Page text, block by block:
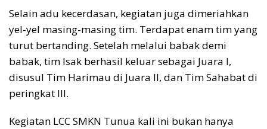
Selain adu kecerdasan, kegiatan juga dimeriahkan
yel-yel masing-masing tim. Terdapat enam tim yang
turut bertanding. Setelah melalui babak demi
babak, tim Isak berhasil keluar sebagai Juara I,
disusul Tim Harimau di Juara II, dan Tim Sahabat di
peringkat III.
Kegiatan LCC SMKN Tunua kali ini bukan hanya